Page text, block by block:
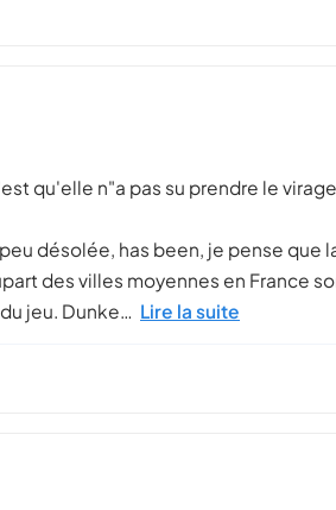
qu'elle n"a pas su prendre le
désolée, has been, je pense
des villes moyennes en France
jeu. Dunke… Lire la suite